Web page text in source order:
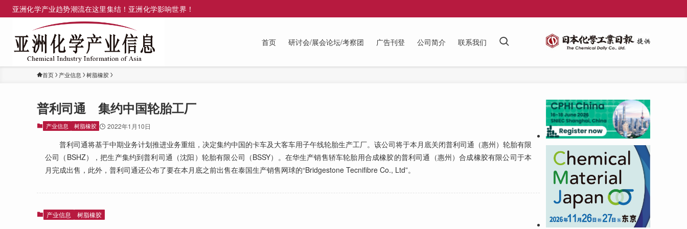
亚洲化学产业趋势潮流在这里集结！亚洲化学影响世界！
首页 研讨会/展会论坛/考察团 广告刊登 公司简介 联系我们
首页 产业信息 树脂橡胶
普利司通 集约中国轮胎工厂
产业信息 树脂橡胶 2022年1月10日
普利司通将基于中期业务计划推进业务重组，决定集约中国的卡车及大客车用子午线轮胎生产工厂。该公司将于本月底关闭普利司通（惠州）轮胎有限
公司（BSHZ），把生产集约到普利司通（沈阳）轮胎有限公司（BSSY）。在华生产销售轿车轮胎用合成橡胶的普利司通（惠州）合成橡胶有限公司于本
月完成出售，此外，普利司通还公布了要在本月底之前出售在泰国生产销售网球的“Bridgestone Tecnifibre Co., Ltd”。
产业信息 树脂橡胶